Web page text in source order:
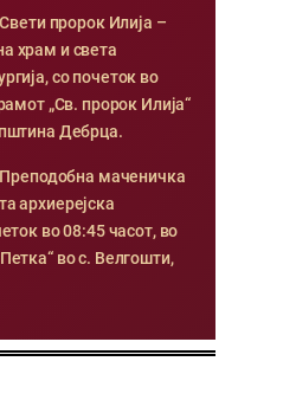
пророк Илија –
храм и света
со почеток во
„Св. пророк Илија“
Дебрца.
маченичка
архиерејска
во 08:45 часот, во
во с. Велгошти,